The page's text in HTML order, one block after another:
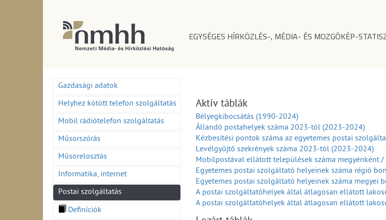
EGYSÉGES HÍRKÖZLÉS-, MÉDIA- ÉS MOZGÓKÉP-
Gazdasági adatok
Helyhez kötött telefon szolgáltatás
Mobil rádiótelefon szolgáltatás
Műsorszórás
Műsorelosztás
Informatika, internet
Postai szolgáltatás
Definíciók
Aktív táblák
Bélyegkibocsátás (1990-2024)
Állandó postahelyek száma 2023-tól (2023-2024)
Kézbesítési pontok száma az egyetemes postai
Levélgyűjtő szekrények száma 2023-tól (2023-2024)
Mobilpostával ellátott települések száma megyénként
Egyetemes postai szolgáltató helyeinek száma régió
Egyetemes postai szolgáltató helyeinek száma megyei
A postai szolgáltatóhelyek által átlagosan ellátott
A postai szolgáltatóhelyek által átlagosan ellátott
Mobil postajáratok száma megyénként / régiónként az